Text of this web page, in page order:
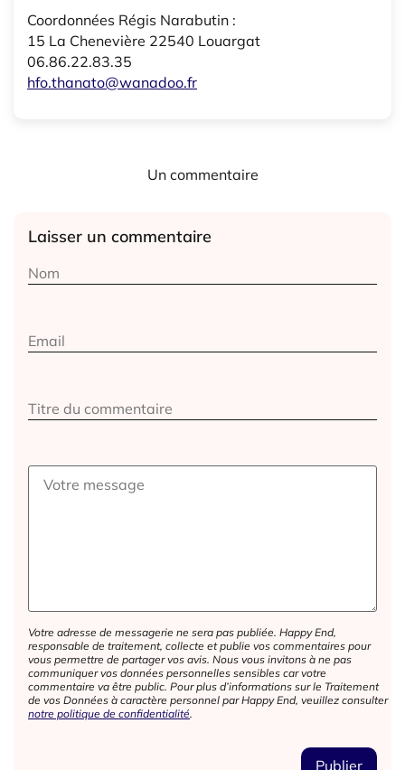
Coordonnées Régis Narabutin :
15 La Chenevière 22540 Louargat
06.86.22.83.35
hfo.thanato@wanadoo.fr
Un commentaire
Laisser un commentaire
Votre adresse de messagerie ne sera pas publiée. Happy End,
responsable de traitement, collecte et publie vos commentaires pour
vous permettre de partager vos avis. Nous vous invitons à ne pas
communiquer vos données personnelles sensibles car votre
commentaire va être public. Pour plus d’informations sur le Traitement
de vos Données à caractère personnel par Happy End, veuillez consulter
notre politique de confidentialité.
Alternative: